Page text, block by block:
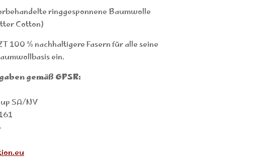
ringgesponnene Baumwolle
Cotton)
100 % nachhaltigere Fasern für alle seine
ein.
gemäß GPSR:
SA/NV